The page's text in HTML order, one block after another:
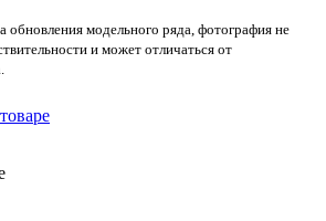
обновления модельного ряда, фотография не
и может отличаться от